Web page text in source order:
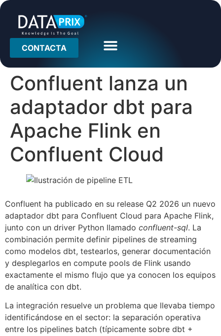
CONTACTA
Confluent lanza un
adaptador dbt para
Apache Flink en
Confluent Cloud
Confluent ha publicado en su release Q2 2026 un nuevo
adaptador dbt para Confluent Cloud para Apache Flink,
junto con un driver Python llamado confluent-sql. La
combinación permite definir pipelines de streaming
como modelos dbt, testearlos, generar documentación
y desplegarlos en compute pools de Flink usando
exactamente el mismo flujo que ya conocen los equipos
de analítica con dbt.
La integración resuelve un problema que llevaba tiempo
identificándose en el sector: la separación operativa
entre los pipelines batch (típicamente sobre dbt +